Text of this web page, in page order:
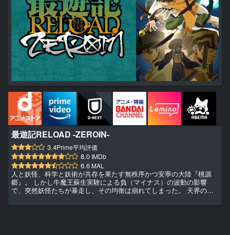
最遊記RELOAD -ZEROIN-
3.4Prime平均評価
8.0 IMDb
6.6 MAL
人と妖怪、科学と妖術が共存を果たす無秩序かつ安寧の大陸『桃源
郷』。 しかし牛魔王蘇生実験による負（マイナス）の波動の影響
で、突然妖怪たちが暴走し、その均衡は崩れてしまった。 天界の観
悟浄、猪八戒らとともに、西域・天竺を目指す。 その道中に辿り着